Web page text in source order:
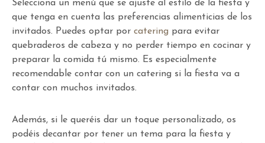
Selecciona un menú que se ajuste al estilo de la fiesta y
que tenga en cuenta las preferencias alimenticias de los
invitados. Puedes optar por catering para evitar
quebraderos de cabeza y no perder tiempo en cocinar y
preparar la comida tú mismo. Es especialmente
recomendable contar con un catering si la fiesta va a
contar con muchos invitados.
Además, si le queréis dar un toque personalizado, os
podéis decantar por tener un tema para la fiesta y